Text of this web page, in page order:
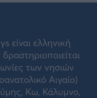
είναι ελληνική
των νησιών
Αιγαίο)
Κω, Κάλυμνο,